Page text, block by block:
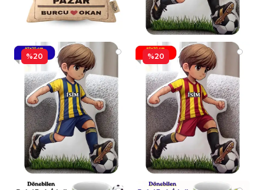
%20 %20